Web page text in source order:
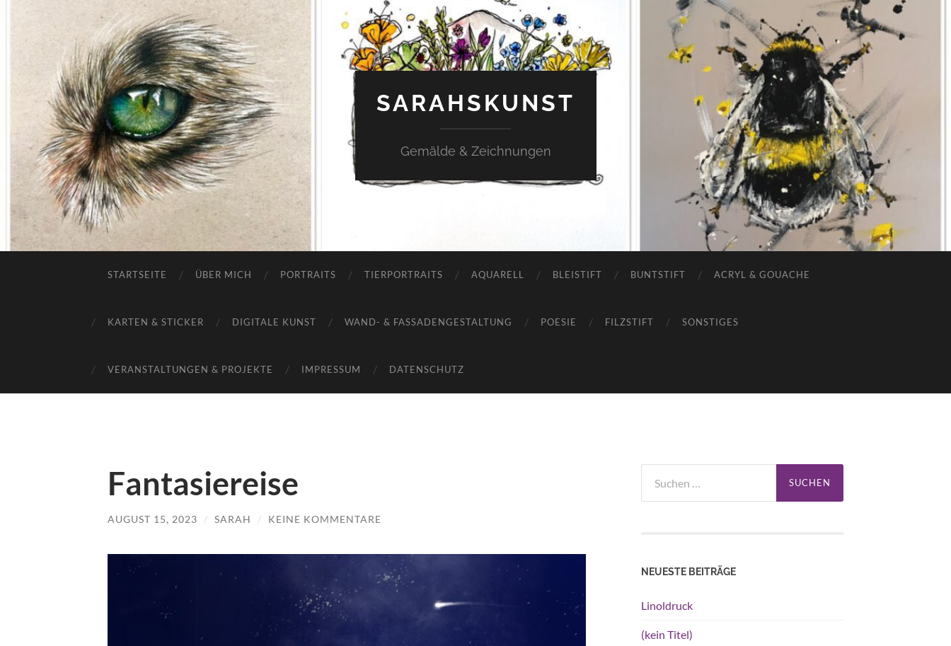
SARAHSKUNST
Gemälde & Zeichnungen
STARTSEITE ÜBER MICH PORTRAITS TIERPORTRAITS AQUARELL BLEISTIFT BUNTSTIFT ACRYL & GOUACHE
KARTEN & STICKER DIGITALE KUNST WAND- & FASSADENGESTALTUNG POESIE FILZSTIFT SONSTIGES
VERANSTALTUNGEN & PROJEKTE IMPRESSUM DATENSCHUTZ
Fantasiereise
AUGUST 15, 2023 / SARAH / KEINE KOMMENTARE
nach:
NEUESTE BEITRÄGE
Linoldruck
(kein Titel)